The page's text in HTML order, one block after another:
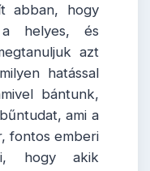
abban, hogy
a helyes, és
azt
hatással
bántunk,
ami a
fontos emberi
hogy akik